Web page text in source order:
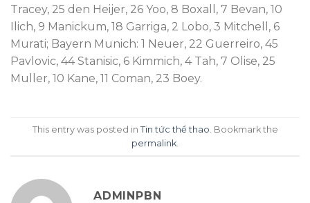
Tracey, 25 den Heijer, 26 Yoo, 8 Boxall, 7 Bevan, 10
Ilich, 9 Manickum, 18 Garriga, 2 Lobo, 3 Mitchell, 6
Murati; Bayern Munich: 1 Neuer, 22 Guerreiro, 45
Pavlovic, 44 Stanisic, 6 Kimmich, 4 Tah, 7 Olise, 25
Muller, 10 Kane, 11 Coman, 23 Boey.
This entry was posted in Tin tức thể thao . Bookmark the
permalink
ADMINPBN